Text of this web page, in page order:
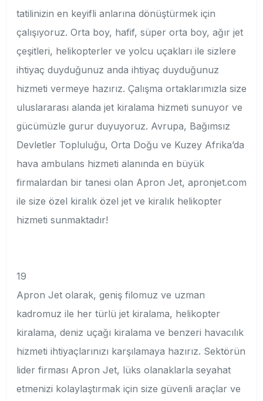
tatilinizin en keyifli anlarına dönüştürmek için
çalışıyoruz. Orta boy, hafif, süper orta boy, ağır jet
çeşitleri, helikopterler ve yolcu uçakları ile sizlere
ihtiyaç duyduğunuz anda ihtiyaç duyduğunuz
hizmeti vermeye hazırız. Çalışma ortaklarımızla size
uluslararası alanda jet kiralama hizmeti sunuyor ve
gücümüzle gurur duyuyoruz. Avrupa, Bağımsız
Devletler Topluluğu, Orta Doğu ve Kuzey Afrika’da
hava ambulans hizmeti alanında en büyük
firmalardan bir tanesi olan Apron Jet, apronjet.com
ile size özel kiralık özel jet ve kiralık helikopter
hizmeti sunmaktadır!
19
Apron Jet olarak, geniş filomuz ve uzman
kadromuz ile her türlü jet kiralama, helikopter
kiralama, deniz uçağı kiralama ve benzeri havacılık
hizmeti ihtiyaçlarınızı karşılamaya hazırız. Sektörün
lider firması Apron Jet, lüks olanaklarla seyahat
etmenizi kolaylaştırmak için size güvenli araçlar ve